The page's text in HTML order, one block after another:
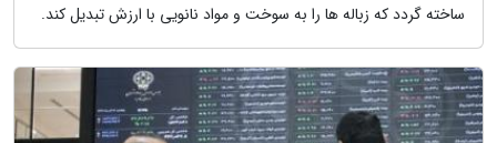
ساخته گردد که زباله ها را به سوخت و مواد نانویی با ارزش تبدیل کند.